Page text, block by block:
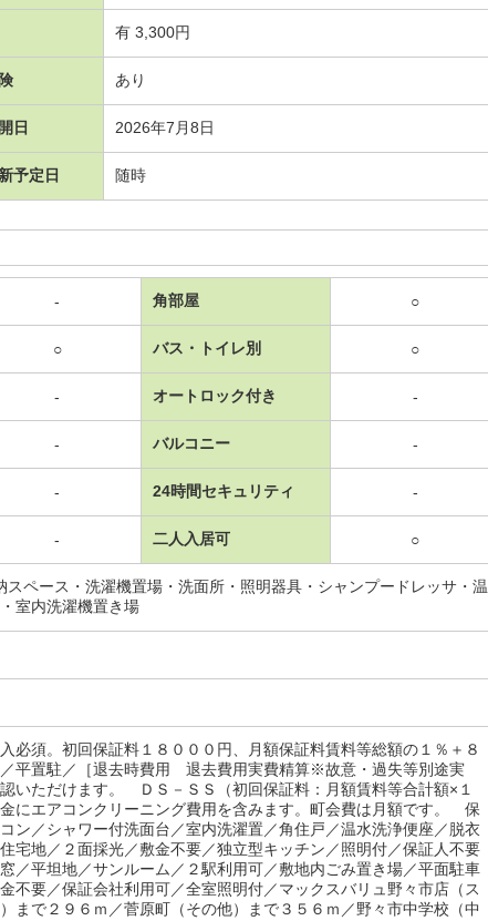
有 3,300円
あり
日 2026年7月8日
予定日 随時
- 角部屋 ○
○ バス・トイレ別 ○
- オートロック付き -
- バルコニー -
- 24時間セキュリティ -
- 二人入居可 ○
ペース・洗濯機置場・洗面所・照明器具・シャンプードレッサ・温
室内洗濯機置き場
必須。初回保証料１８０００円、月額保証料賃料等総額の１％＋８
平置駐／［退去時費用 退去費用実費精算※故意・過失等別途実
いただけます。 ＤＳ－ＳＳ（初回保証料：月額賃料等合計額×１
にエアコンクリーニング費用を含みます。町会費は月額です。 保
ン／シャワー付洗面台／室内洗濯置／角住戸／温水洗浄便座／脱衣
宅地／２面採光／敷金不要／独立型キッチン／照明付／保証人不要
／平坦地／サンルーム／２駅利用可／敷地内ごみ置き場／平面駐車
不要／保証会社利用可／全室照明付／マックスバリュ野々市店（ス
まで２９６ｍ／菅原町（その他）まで３５６ｍ／野々市中学校（中